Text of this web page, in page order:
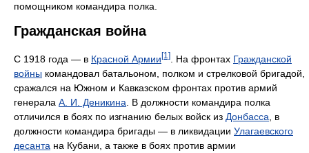
помощником командира полка.
Гражданская война
С 1918 года — в Красной Армии[1] . На фронтах Гражданской
войны командовал батальоном, полком и стрелковой бригадой,
сражался на Южном и Кавказском фронтах против армий
генерала А. И. Деникина . В должности командира полка
отличился в боях по изгнанию белых войск из Донбасса , в
должности командира бригады — в ликвидации Улагаевского
десанта на Кубани, а также в боях против армии